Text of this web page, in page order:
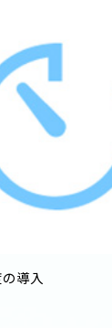
導入